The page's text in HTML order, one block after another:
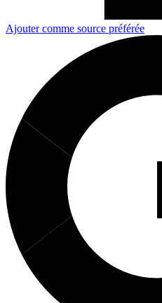
Ajouter comme source préférée